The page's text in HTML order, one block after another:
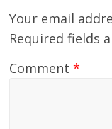
Your email
Required fields
Comment*